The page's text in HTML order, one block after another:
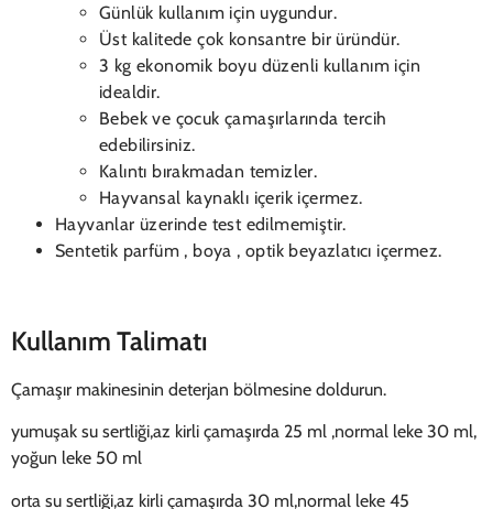
Günlük kullanım için uygundur.
Üst kalitede çok konsantre bir üründür.
3 kg ekonomik boyu düzenli kullanım için
idealdir.
Bebek ve çocuk çamaşırlarında tercih
edebilirsiniz.
Kalıntı bırakmadan temizler.
Hayvansal kaynaklı içerik içermez.
Hayvanlar üzerinde test edilmemiştir.
Sentetik parfüm , boya , optik beyazlatıcı içermez.
Kullanım Talimatı
Çamaşır makinesinin deterjan bölmesine doldurun.
yumuşak su sertliği,az kirli çamaşırda 25 ml ,normal leke 30 ml,
yoğun leke 50 ml
orta su sertliği,az kirli çamaşırda 30 ml,normal leke 45